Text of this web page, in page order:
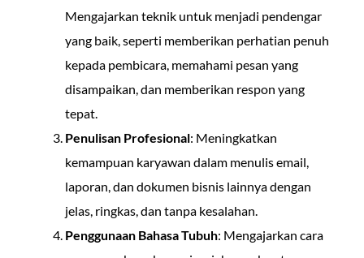
Mengajarkan teknik untuk menjadi pendengar
yang baik, seperti memberikan perhatian penuh
kepada pembicara, memahami pesan yang
disampaikan, dan memberikan respon yang
tepat.
Penulisan Profesional: Meningkatkan
kemampuan karyawan dalam menulis email,
laporan, dan dokumen bisnis lainnya dengan
jelas, ringkas, dan tanpa kesalahan.
Penggunaan Bahasa Tubuh: Mengajarkan cara